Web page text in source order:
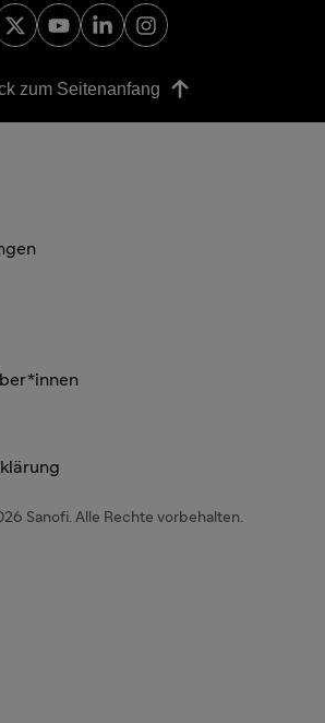
zum Seitenanfang
Sanofi. Alle Rechte vorbehalten.